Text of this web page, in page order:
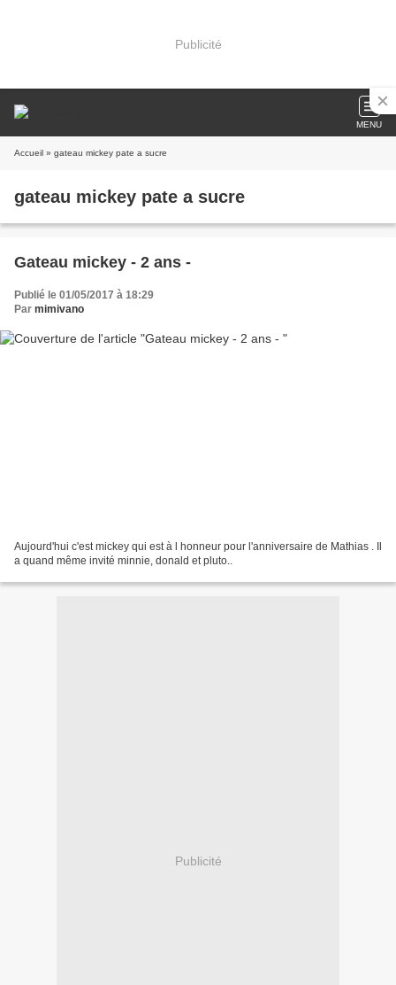
Publicité
MENU
Accueil » gateau mickey pate a sucre
gateau mickey pate a sucre
Gateau mickey - 2 ans -
Publié le 01/05/2017 à 18:29
Par mimivano
Aujourd'hui c'est mickey qui est à l honneur pour l'anniversaire de Mathias . Il
a quand même invité minnie, donald et pluto..
Publicité